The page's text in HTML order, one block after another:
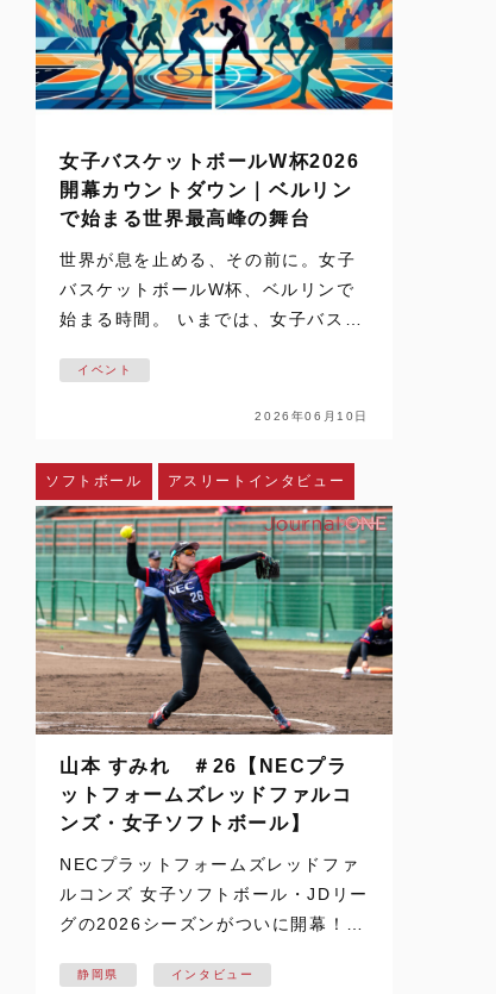
女子バスケットボールW杯2026
開幕カウントダウン｜ベルリン
で始まる世界最高峰の舞台
世界が息を止める、その前に。女子
バスケットボールW杯、ベルリンで
始まる時間。 いまでは、女子バスケ
配信、SNSを通じて日常の風景にな
った。ハイライトや切り取られた一
る。さらに、時差のある国か…
イベント
2026年06月10日
ソフトボール アスリートインタビュー
山本 すみれ ＃26【NECプラ
ットフォームズレッドファルコ
ンズ・女子ソフトボール】
NECプラットフォームズレッドファ
ルコンズ 女子ソフトボール・JDリー
グの2026シーズンがついに開幕！！
の日本一を目指す【NECプラットフ
静岡県 インタビュー